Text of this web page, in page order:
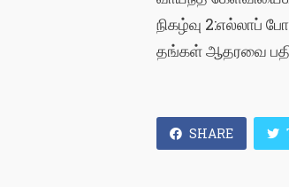
நிகழ்வு 2:எல்லாப்
தங்கள் ஆதரவை
SHARE